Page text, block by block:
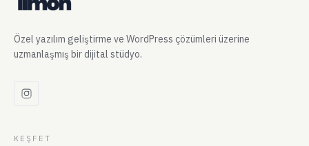
Özel yazılım geliştirme ve WordPress çözümleri üzerine
uzmanlaşmış bir dijital stüdyo.
KEŞFET